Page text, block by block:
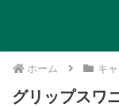
ホーム キ
グリップスワ